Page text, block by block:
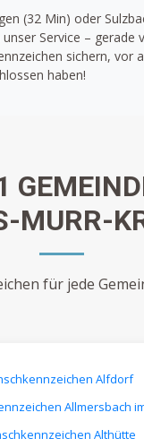
(32 Min) oder
Service – gerade
sichern, vor
haben!
MURR-
für jede
Alfdorf
Allmersbach
Althütte